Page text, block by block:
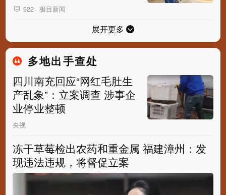
922 极目新闻
展开更多
多地出手查处
四川南充回应“网红毛肚生
产乱象”：立案调查 涉事企
业停业整顿
央视
冻干草莓检出农药和重金属 福建漳州：发
现违法违规，将督促立案